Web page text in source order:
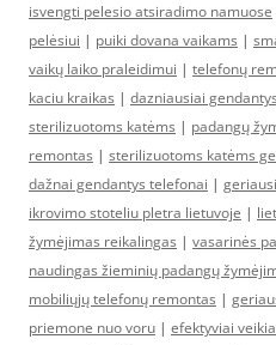
isvengti pelesio atsiradimo namuose
pelėsiui | puiki dovana vaikams |
vaikų laiko praleidimui | telefonų
kaciu kraikas | dazniausiai
sterilizuotoms katėms | padangų
remontas | sterilizuotoms katėms
dažnai gendantys telefonai |
ikrovimo stoteliu pletra lietuvoje |
žymėjimas reikalingas | vasarinės
naudingas žieminių padangų
mobiliųjų telefonų remontas |
priemone nuo voru | efektyviai